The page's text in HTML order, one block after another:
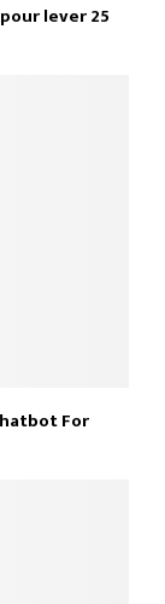
lever 25
For